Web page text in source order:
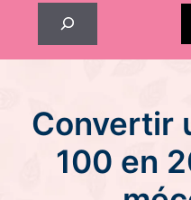
Convertir
100 en